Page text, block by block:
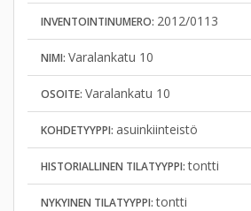
INVENTOINTINUMERO: 2012/0113
NIMI: Varalankatu 10
OSOITE: Varalankatu 10
KOHDETYYPPI: asuinkiinteistö
HISTORIALLINEN TILATYYPPI:tontti
NYKYINEN TILATYYPPI:tontti